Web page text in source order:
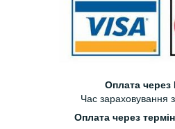
Оплата через
Час зараховування
Оплата через